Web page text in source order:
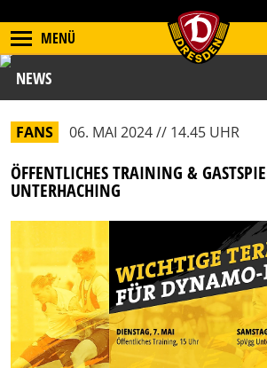
MENÜ
NEWS
FANS 06. MAI 2024 // 14.45 UHR
ÖFFENTLICHES TRAINING &
UNTERHACHING